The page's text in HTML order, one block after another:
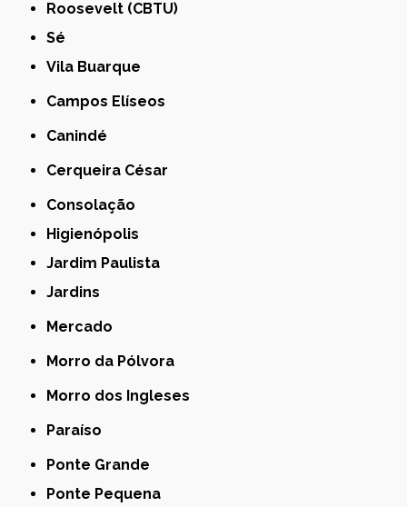
Roosevelt (CBTU)
Sé
Vila Buarque
Campos Elíseos
Canindé
Cerqueira César
Consolação
Higienópolis
Jardim Paulista
Jardins
Mercado
Morro da Pólvora
Morro dos Ingleses
Paraíso
Ponte Grande
Ponte Pequena